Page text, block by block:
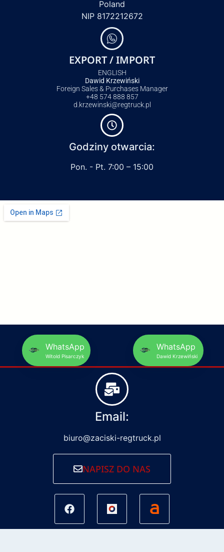
Poland
NIP 8172212672
EXPORT / IMPORT
ENGLISH
Dawid Krzewiński
Foreign Sales & Purchases Manager
+48 574 888 857
d.krzewinski@regtruck.pl
Godziny otwarcia:
Pon. - Pt. 7:00 – 15:00
WhatsApp
Witold Pisarczyk
WhatsApp
Dawid Krzewiński
Email:
biuro@zaciski-regtruck.pl
NAPISZ DO NAS